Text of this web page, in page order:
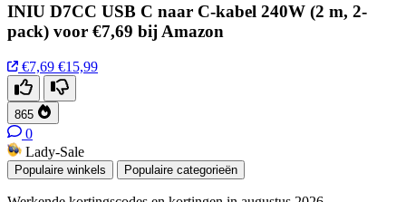
INIU D7CC USB C naar C-kabel 240W (2 m, 2-
pack) voor €7,69 bij Amazon
€7,69 €15,99
865
0
Lady-Sale
Populaire winkels Populaire categorieën